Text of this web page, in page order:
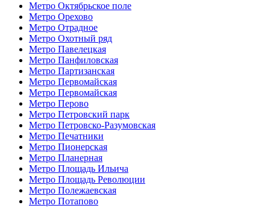
Метро Октябрьское поле
Метро Орехово
Метро Отрадное
Метро Охотный ряд
Метро Павелецкая
Метро Панфиловская
Метро Партизанская
Метро Первомайская
Метро Первомайская
Метро Перово
Метро Петровский парк
Метро Петровско-Разумовская
Метро Печатники
Метро Пионерская
Метро Планерная
Метро Площадь Ильича
Метро Площадь Революции
Метро Полежаевская
Метро Потапово